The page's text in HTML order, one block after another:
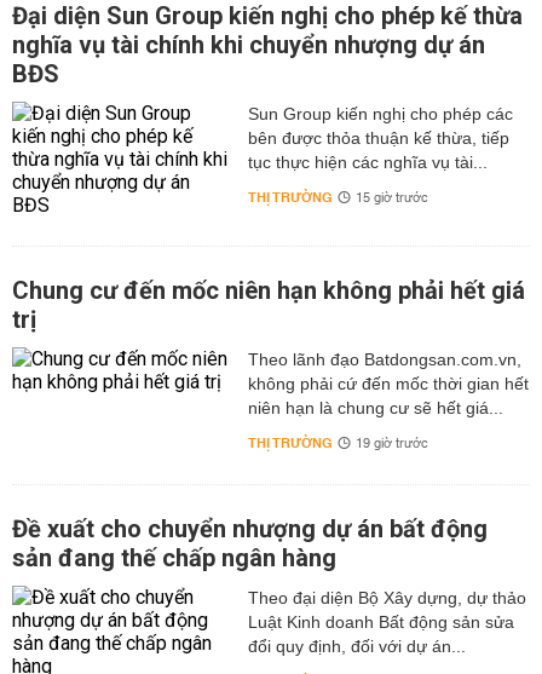
Đại diện Sun Group kiến nghị cho phép kế thừa
nghĩa vụ tài chính khi chuyển nhượng dự án
BĐS
Sun Group kiến nghị cho phép các
bên được thỏa thuận kế thừa, tiếp
tục thực hiện các nghĩa vụ tài...
THỊ TRƯỜNG 15 giờ trước
Chung cư đến mốc niên hạn không phải hết giá
trị
Theo lãnh đạo Batdongsan.com.vn,
không phải cứ đến mốc thời gian hết
niên hạn là chung cư sẽ hết giá...
THỊ TRƯỜNG 19 giờ trước
Đề xuất cho chuyển nhượng dự án bất động
sản đang thế chấp ngân hàng
Theo đại diện Bộ Xây dựng, dự thảo
Luật Kinh doanh Bất động sản sửa
đổi quy định, đối với dự án...